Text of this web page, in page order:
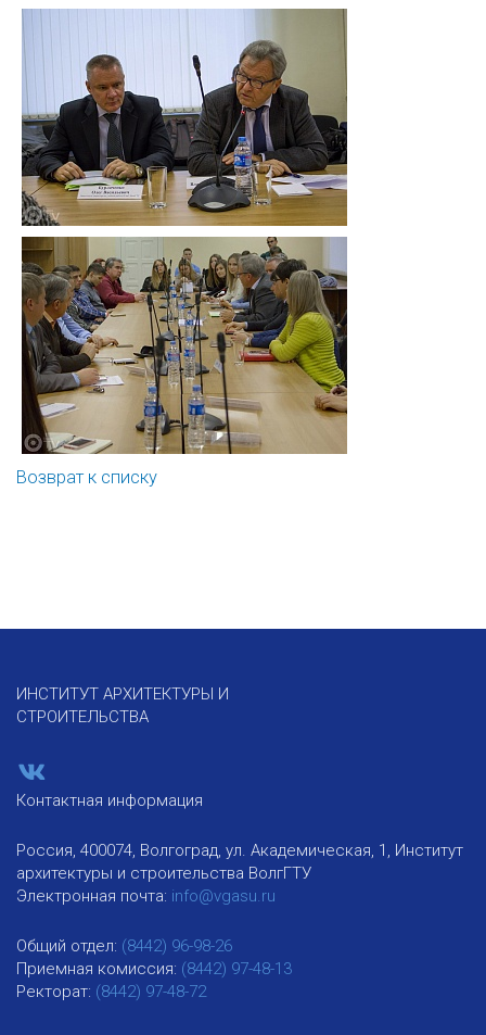
Возврат к списку
ИНСТИТУТ АРХИТЕКТУРЫ И
СТРОИТЕЛЬСТВА
Контактная информация
Россия, 400074, Волгоград, ул. Академическая, 1, Институт
архитектуры и строительства ВолгГТУ
Электронная почта: info@vgasu.ru
Общий отдел: (8442) 96-98-26
Приемная комиссия: (8442) 97-48-13
Ректорат: (8442) 97-48-72